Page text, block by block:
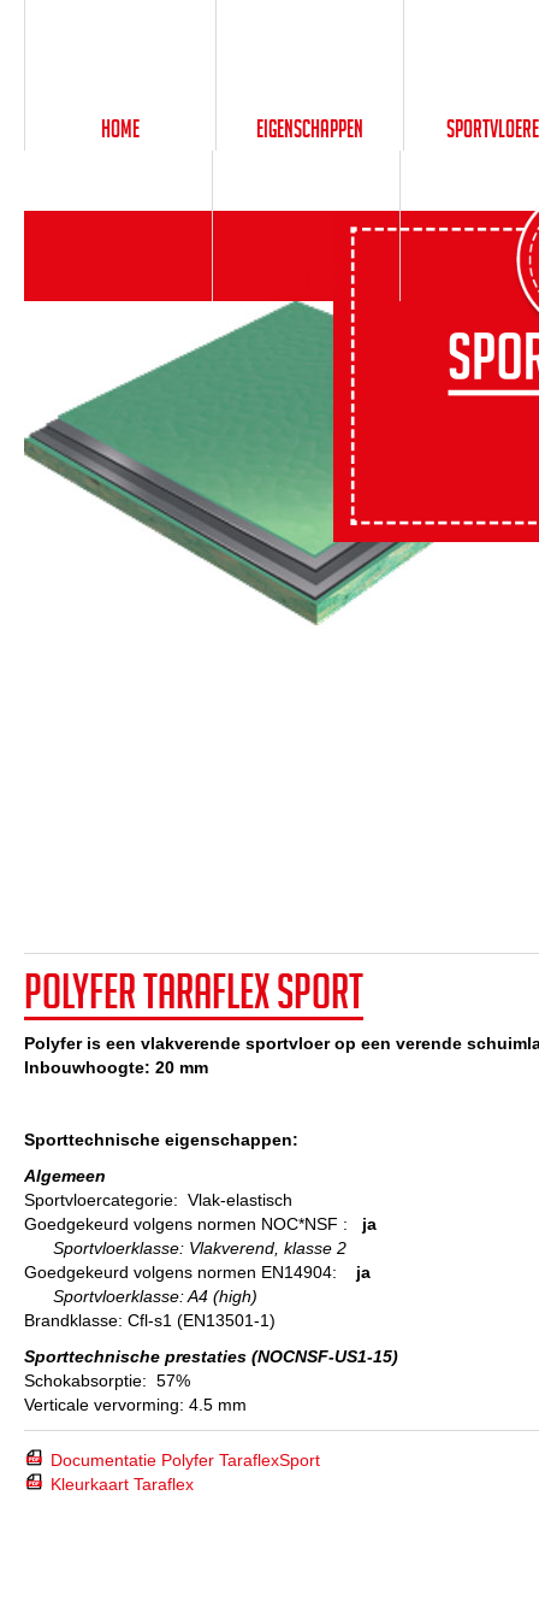
Home Eigenschappen
Polyfer Taraflex Sport
Polyfer is een vlakverende sportvloer op een verende
Inbouwhoogte: 20 mm
Sporttechnische eigenschappen:
Algemeen
Sportvloercategorie: Vlak-elastisch
Goedgekeurd volgens normen NOC*NSF : ja
Sportvloerklasse: Vlakverend, klasse 2
Goedgekeurd volgens normen EN14904:
ja
Sportvloerklasse: A4 (high)
Brandklasse: Cfl-s1 (EN13501-1)
Sporttechnische prestaties (NOCNSF-US1-15)
Schokabsorptie: 57%
Verticale vervorming: 4.5 mm
Documentatie Polyfer TaraflexSport
Kleurkaart Taraflex